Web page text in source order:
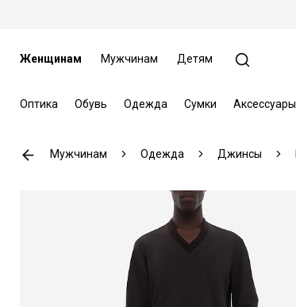
Женщинам Мужчинам Детям
Оптика Обувь Одежда Сумки Аксессуары
Мужчинам Одежда Джинсы